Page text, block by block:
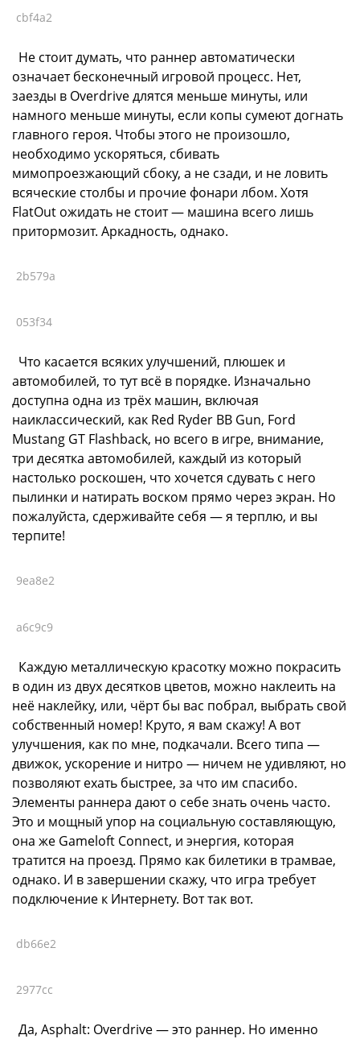
cbf4a2
Не стоит думать, что раннер автоматически
означает бесконечный игровой процесс. Нет,
заезды в Overdrive длятся меньше минуты, или
намного меньше минуты, если копы сумеют догнать
главного героя. Чтобы этого не произошло,
необходимо ускоряться, сбивать
мимопроезжающий сбоку, а не сзади, и не ловить
всяческие столбы и прочие фонари лбом. Хотя
FlatOut ожидать не стоит — машина всего лишь
притормозит. Аркадность, однако.
2b579a
053f34
Что касается всяких улучшений, плюшек и
автомобилей, то тут всё в порядке. Изначально
доступна одна из трёх машин, включая
наиклассический, как Red Ryder BB Gun, Ford
Mustang GT Flashback, но всего в игре, внимание,
три десятка автомобилей, каждый из который
настолько роскошен, что хочется сдувать с него
пылинки и натирать воском прямо через экран. Но
пожалуйста, сдерживайте себя — я терплю, и вы
терпите!
9ea8e2
a6c9c9
Каждую металлическую красотку можно покрасить
в один из двух десятков цветов, можно наклеить на
неё наклейку, или, чёрт бы вас побрал, выбрать свой
собственный номер! Круто, я вам скажу! А вот
улучшения, как по мне, подкачали. Всего типа —
движок, ускорение и нитро — ничем не удивляют, но
позволяют ехать быстрее, за что им спасибо.
Элементы раннера дают о себе знать очень часто.
Это и мощный упор на социальную составляющую,
она же Gameloft Connect, и энергия, которая
тратится на проезд. Прямо как билетики в трамвае,
однако. И в завершении скажу, что игра требует
подключение к Интернету. Вот так вот.
db66e2
2977cc
Да, Asphalt: Overdrive — это раннер. Но именно